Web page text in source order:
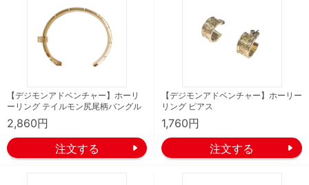
【デジモンアドベンチャー】ホーリ
ーリング テイルモン尻尾柄バングル
2,860円
【デジモンアドベンチャー】ホーリー
リング ピアス
1,760円